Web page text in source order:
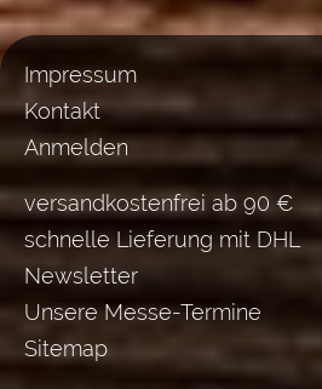
Impressum
Kontakt
Anmelden
versandkostenfrei ab 90 €
schnelle Lieferung mit DHL
Newsletter
Unsere Messe-Termine
Sitemap